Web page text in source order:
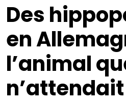
Des
en
l’animal